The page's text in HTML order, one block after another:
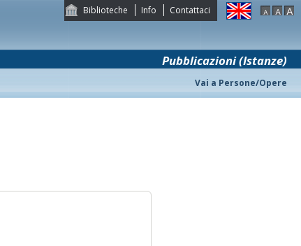
Biblioteche Info Contattaci
Pubblicazioni (Istanze)
Vai a Persone/Opere